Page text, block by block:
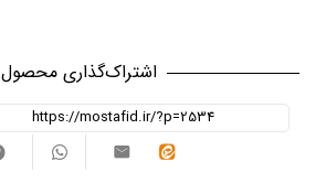
اشتراک‌گذاری محصول